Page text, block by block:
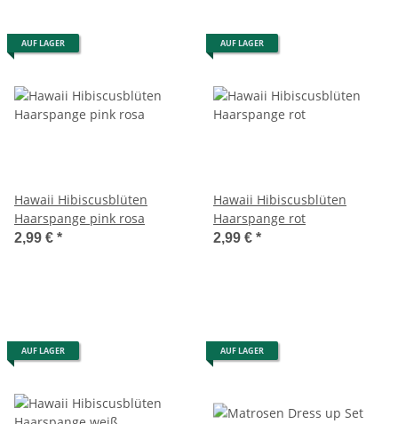
AUF LAGER
Hawaii Hibiscusblüten
Haarspange pink rosa
2,99 € *
AUF LAGER
Hawaii Hibiscusblüten
Haarspange rot
2,99 € *
AUF LAGER AUF LAGER